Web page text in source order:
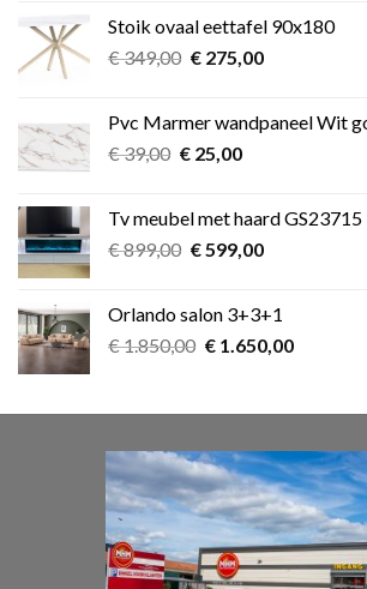
€ 349,00.€ 275,00.
Stoik ovaal eettafel 90x180
€349,00 Oorspronkelijke
€ 349,00.
€275,00Huidige
€ 275,00.
Pvc Marmer wandpaneel Wit
€39,00 Oorspronkelijke
€ 39,00.
€25,00Huidige
€ 25,00.
Tv meubel met haard GS23715
€899,00 Oorspronkelijke
€ 899,00.
€599,00Huidige
€ 599,00.
Orlando salon 3+3+1
€1.850,00 Oorspronkelijke
€ 1.850,00.
€1.650,00Huidige
€